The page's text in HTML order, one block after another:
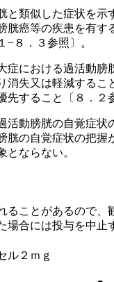
類似した症状を示
胱癌等の疾患を有す
−８．３参照〕。
における過活動膀
消失又は軽減するこ
先すること〔８．２
動膀胱の自覚症状
胱の自覚症状の把握
とならない。
ることがあるので、
場合には投与を中止
ル２ｍｇ